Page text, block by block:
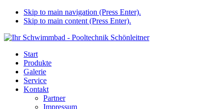
Skip to main navigation (Press Enter).
Skip to main content (Press Enter).
Start
Produkte
Galerie
Service
Kontakt
Partner
Impressum